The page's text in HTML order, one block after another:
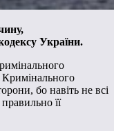
України.
бо навіть не всі
її